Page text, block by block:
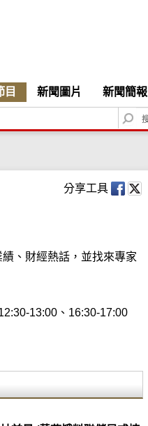
目 新聞圖片 新聞簡報
S
e
c
h
分享工具
、財經熱話，並找來專家
13:00、16:30-17:00